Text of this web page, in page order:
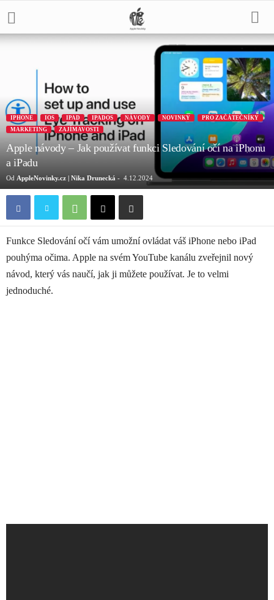
IPHONE IOS IPAD IPADOS NÁVODY NOVINKY
PRO ZAČÁTEČNÍKY
MARKETING
ZAJÍMAVOSTI
Apple návody – Jak používat funkci Sledování očí na iPhonu
a iPadu
Od AppleNovinky.cz | Nika Drunecká - 4.12.2024
Funkce Sledování očí vám umožní ovládat váš iPhone nebo iPad
pouhýma očima. Apple na svém YouTube kanálu zveřejnil nový
návod, který vás naučí, jak ji můžete používat. Je to velmi
jednoduché.